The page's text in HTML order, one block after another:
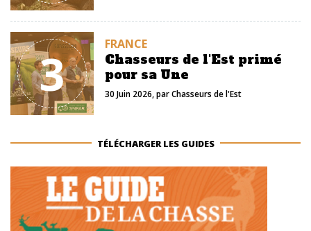
3 FRANCE
Chasseurs de l'Est primé
pour sa Une
30 Juin 2026, parChasseurs de l'Est
TÉLÉCHARGER LES GUIDES